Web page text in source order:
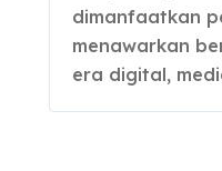
dimanfaatkan
menawarkan
era digital,